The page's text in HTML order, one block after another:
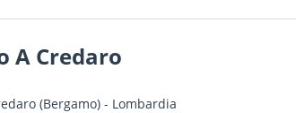
A Credaro
(Bergamo) - Lombardia